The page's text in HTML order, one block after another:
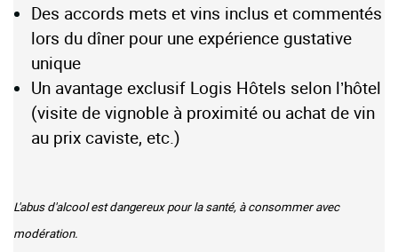
Des accords mets et vins inclus et commentés
lors du dîner pour une expérience gustative
unique
Un avantage exclusif Logis Hôtels selon l’hôtel
(visite de vignoble à proximité ou achat de vin
au prix caviste, etc.)
L'abus d'alcool est dangereux pour la santé, à consommer avec
modération.